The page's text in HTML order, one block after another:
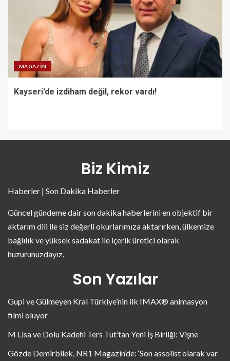
MAGAZIN
Kayseri’de izdiham değil, rekor vardı!
Biz Kimiz
Haberler | Son Dakika Haberler
Güncel gündeme dair son dakika haberlerini en objektif bir
aktarım dili ile siz değerli okurlarımıza aktarırken, ülkemize
bağlılık ve yüksek sadakat ile içerik üretici olarak
huzurunuzdayız.
Son Yazılar
Gupi ve Gülmeyen Kral Türkiye’nin ilk IMAX® animasyon
filmi oluyor
M Lisa ve Dolu Kadehi Ters Tut’tan Yeni İş Birliği: Vişne
Gözde Demirbilek, NR1 Magazin’de: ‘Son assolist olarak var